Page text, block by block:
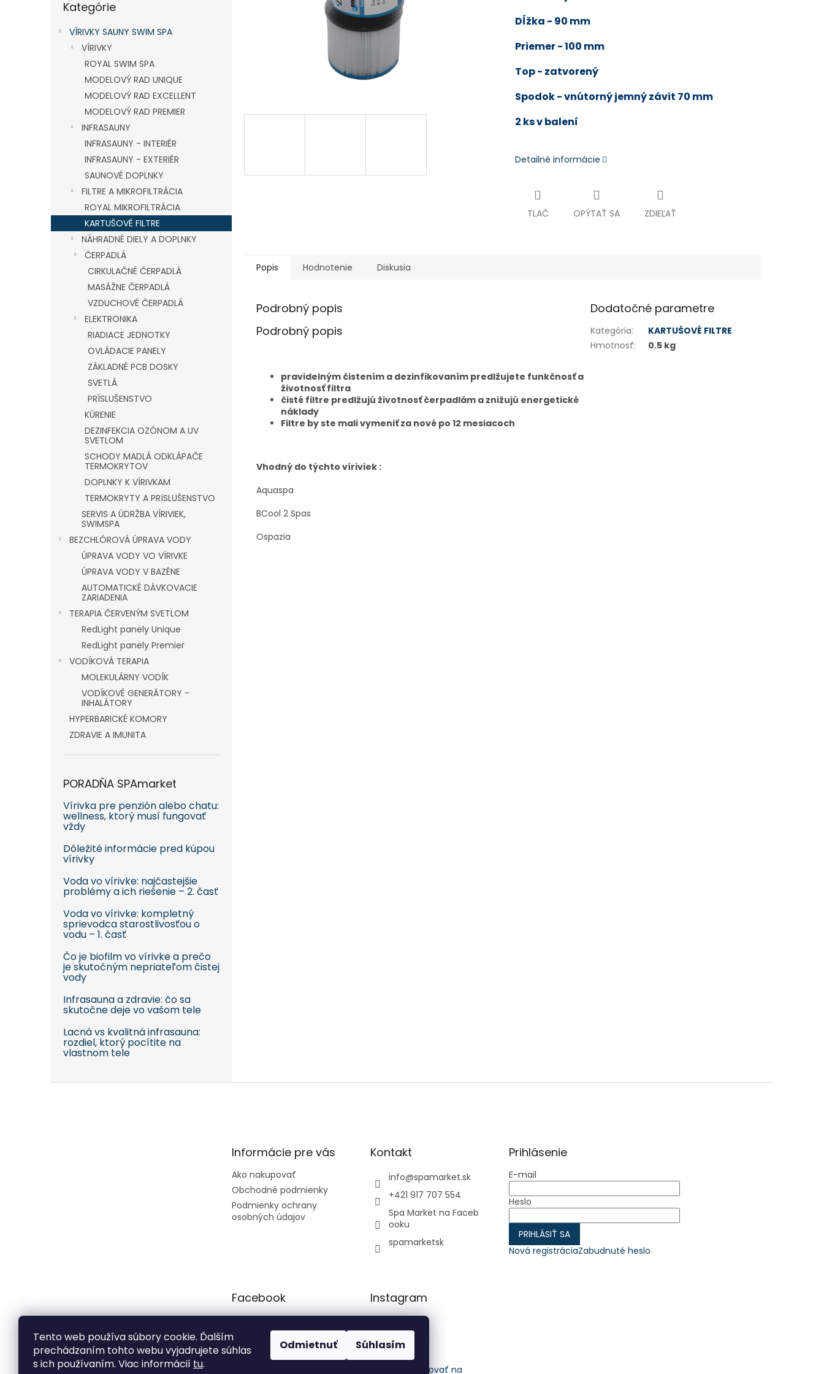
Tento web používa súbory cookie. Ďalším
prechádzaním tohto webu vyjadrujete súhlas
s ich používaním. Viac informácií tu.
Odmietnuť Súhlasím
kategórie
Kategórie
VÍRIVKY SAUNY SWIM SPA
VÍRIVKY
ROYAL SWIM SPA
MODELOVÝ RAD UNIQUE
MODELOVÝ RAD EXCELLENT
MODELOVÝ RAD PREMIER
INFRASAUNY
INFRASAUNY - INTERIÉR
INFRASAUNY - EXTERIÉR
SAUNOVÉ DOPLNKY
FILTRE A MIKROFILTRÁCIA
ROYAL MIKROFILTRÁCIA
KARTUŠOVÉ FILTRE
NÁHRADNÉ DIELY A DOPLNKY
ČERPADLÁ
CIRKULAČNÉ ČERPADLÁ
MASÁŽNE ČERPADLÁ
VZDUCHOVÉ ČERPADLÁ
ELEKTRONIKA
RIADIACE JEDNOTKY
OVLÁDACIE PANELY
ZÁKLADNÉ PCB DOSKY
SVETLÁ
PRÍSLUŠENSTVO
KÚRENIE
DEZINFEKCIA OZÓNOM A UV
SVETLOM
SCHODY MADLÁ ODKLÁPAČE
TERMOKRYTOV
DOPLNKY K VÍRIVKAM
TERMOKRYTY A PRíSLUŠENSTVO
SERVIS A ÚDRŽBA VÍRIVIEK,
SWIMSPA
BEZCHLÓROVÁ ÚPRAVA VODY
ÚPRAVA VODY VO VÍRIVKE
ÚPRAVA VODY V BAZÉNE
AUTOMATICKÉ DÁVKOVACIE
ZARIADENIA
TERAPIA ČERVENÝM SVETLOM
RedLight panely Unique
RedLight panely Premier
VODÍKOVÁ TERAPIA
MOLEKULÁRNY VODÍK
VODÍKOVÉ GENERÁTORY -
INHALÁTORY
HYPERBARICKÉ KOMORY
ZDRAVIE A IMUNITA
PORADŇA SPAmarket
Vírivka pre penzión alebo chatu:
wellness, ktorý musí fungovať
vždy
Dôležité informácie pred kúpou
vírivky
Voda vo vírivke: najčastejšie
problémy a ich riešenie – 2. časť
Voda vo vírivke: kompletný
sprievodca starostlivosťou o
vodu – 1. časť
Čo je biofilm vo vírivke a prečo
je skutočným nepriateľom čistej
vody
Infrasauna a zdravie: čo sa
skutočne deje vo vašom tele
Lacná vs kvalitná infrasauna:
rozdiel, ktorý pocítite na
vlastnom tele
Dĺžka - 90 mm
Priemer - 100 mm
Top - zatvorený
Spodok - vnútorný jemný závit 70 mm
2 ks v balení
Detailné informácie
TLAČ OPÝTAŤ SA ZDIEĽAŤ
Popis Hodnotenie Diskusia
Podrobný popis
Podrobný popis
pravidelným čistením a dezinfikovaním predlžujete funkčnosť a
životnosť filtra
čisté filtre predlžujú životnosť čerpadlám a znižujú energetické
náklady
Filtre by ste mali vymeniť za nové po 12 mesiacoch
Vhodný do týchto víriviek :
Aquaspa
BCool 2 Spas
Ospazia
Dodatočné parametre
Kategória:
KARTUŠOVÉ FILTRE
Hmotnosť: 0.5 kg
Informácie pre vás
Ako nakupovať
Obchodné podmienky
Podmienky ochrany
osobných údajov
Kontakt
info@spamarket.sk
+421 917 707 554
Spa Market na Faceb
ooku
spamarketsk
Prihlásenie
E-mail
Heslo
PRIHLÁSIŤ SA
Nová registráciaZabudnuté heslo
Facebook Instagram
Sledovať na